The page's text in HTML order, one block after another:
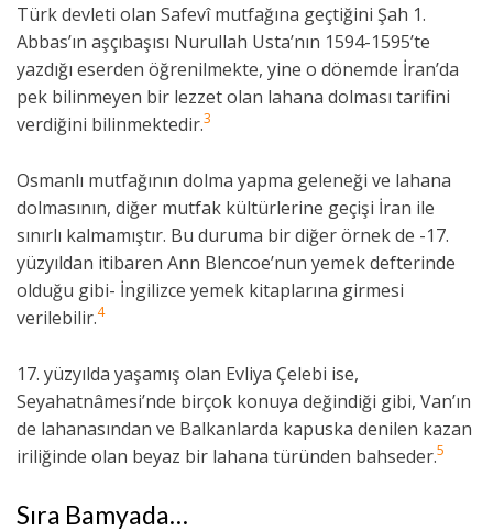
Türk devleti olan Safevî mutfağına geçtiğini Şah 1.
Abbas’ın aşçıbaşısı Nurullah Usta’nın 1594-1595’te
yazdığı eserden öğrenilmekte, yine o dönemde İran’da
pek bilinmeyen bir lezzet olan lahana dolması tarifini
verdiğini bilinmektedir.3
Osmanlı mutfağının dolma yapma geleneği ve lahana
dolmasının, diğer mutfak kültürlerine geçişi İran ile
sınırlı kalmamıştır. Bu duruma bir diğer örnek de -17.
yüzyıldan itibaren Ann Blencoe’nun yemek defterinde
olduğu gibi- İngilizce yemek kitaplarına girmesi
verilebilir.4
17. yüzyılda yaşamış olan Evliya Çelebi ise,
Seyahatnâmesi’nde birçok konuya değindiği gibi, Van’ın
de lahanasından ve Balkanlarda kapuska denilen kazan
iriliğinde olan beyaz bir lahana türünden bahseder.5
Sıra Bamyada…